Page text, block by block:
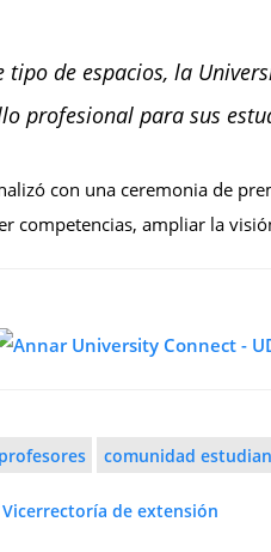
tipo de espacios, la
profesional para sus
con una ceremonia de
competencias, ampliar la
comunidad
Vicerrectoría de extensión